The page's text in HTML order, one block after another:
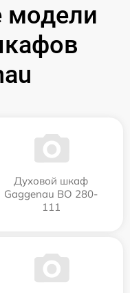
модели
Духовой шкаф
Gaggenau BO 280-
111